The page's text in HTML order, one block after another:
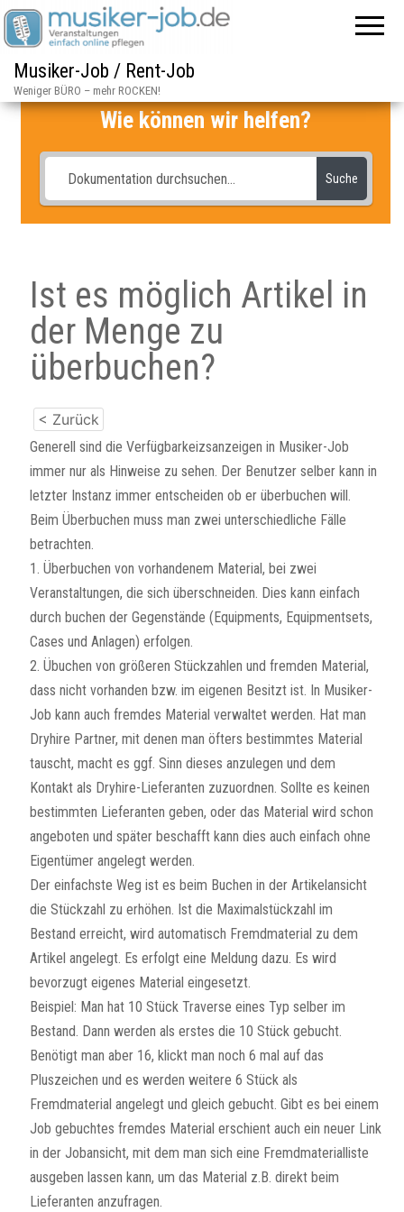
Musiker-Job / Rent-Job
Weniger BÜRO – mehr ROCKEN!
Wie können wir helfen?
Suche
Ist es möglich Artikel in
der Menge zu
überbuchen?
< Zurück
Generell sind die Verfügbarkeizsanzeigen in Musiker-Job
immer nur als Hinweise zu sehen. Der Benutzer selber kann in
letzter Instanz immer entscheiden ob er überbuchen will.
Beim Überbuchen muss man zwei unterschiedliche Fälle
betrachten.
1. Überbuchen von vorhandenem Material, bei zwei
Veranstaltungen, die sich überschneiden. Dies kann einfach
durch buchen der Gegenstände (Equipments, Equipmentsets,
Cases und Anlagen) erfolgen.
2. Übuchen von größeren Stückzahlen und fremden Material,
dass nicht vorhanden bzw. im eigenen Besitzt ist. In Musiker-
Job kann auch fremdes Material verwaltet werden. Hat man
Dryhire Partner, mit denen man öfters bestimmtes Material
tauscht, macht es ggf. Sinn dieses anzulegen und dem
Kontakt als Dryhire-Lieferanten zuzuordnen. Sollte es keinen
bestimmten Lieferanten geben, oder das Material wird schon
angeboten und später beschafft kann dies auch einfach ohne
Eigentümer angelegt werden.
Der einfachste Weg ist es beim Buchen in der Artikelansicht
die Stückzahl zu erhöhen. Ist die Maximalstückzahl im
Bestand erreicht, wird automatisch Fremdmaterial zu dem
Artikel angelegt. Es erfolgt eine Meldung dazu. Es wird
bevorzugt eigenes Material eingesetzt.
Beispiel: Man hat 10 Stück Traverse eines Typ selber im
Bestand. Dann werden als erstes die 10 Stück gebucht.
Benötigt man aber 16, klickt man noch 6 mal auf das
Pluszeichen und es werden weitere 6 Stück als
Fremdmaterial angelegt und gleich gebucht. Gibt es bei einem
Job gebuchtes fremdes Material erschient auch ein neuer Link
in der Jobansicht, mit dem man sich eine Fremdmaterialliste
ausgeben lassen kann, um das Material z.B. direkt beim
Lieferanten anzufragen.